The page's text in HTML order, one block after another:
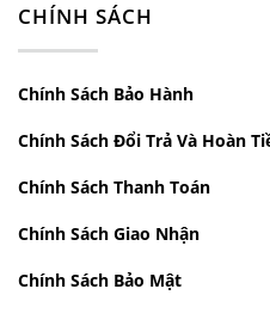
CHÍNH SÁCH
Chính Sách Bảo Hành
Chính Sách Đổi Trả Và Hoàn
Chính Sách Thanh Toán
Chính Sách Giao Nhận
Chính Sách Bảo Mật